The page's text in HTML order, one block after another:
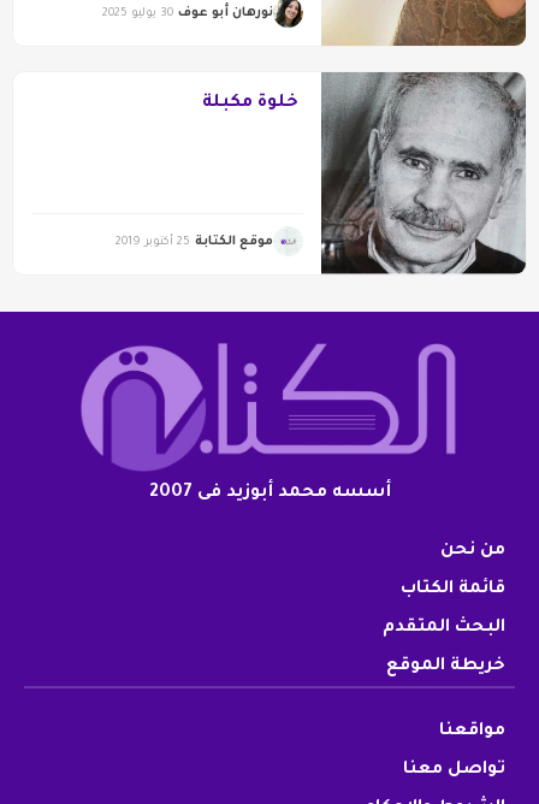
نورهان أبو عوف 30 يوليو 2025
خلوة مكبلة
موقع الكتابة 25 أكتوبر 2019
أسسه محمد أبوزيد فى 2007
من نحن
قائمة الكتاب
البحث المتقدم
خريطة الموقع
مواقعنا
تواصل معنا